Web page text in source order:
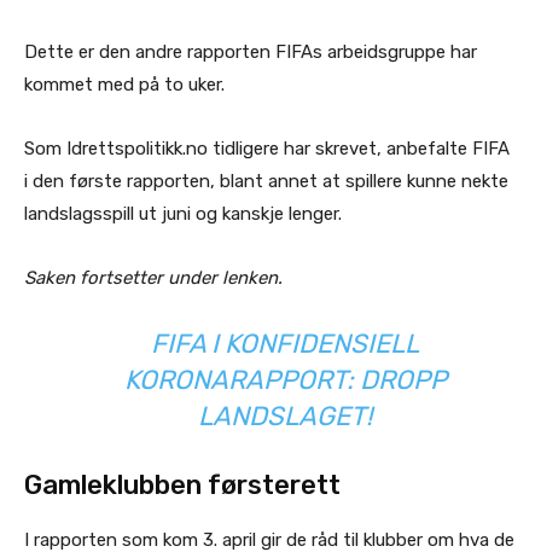
Dette er den andre rapporten FIFAs arbeidsgruppe har
kommet med på to uker.
Som Idrettspolitikk.no tidligere har skrevet, anbefalte FIFA
i den første rapporten, blant annet at spillere kunne nekte
landslagsspill ut juni og kanskje lenger.
Saken fortsetter under lenken.
FIFA I KONFIDENSIELL
KORONARAPPORT: DROPP
LANDSLAGET!
Gamleklubben førsterett
I rapporten som kom 3. april gir de råd til klubber om hva de